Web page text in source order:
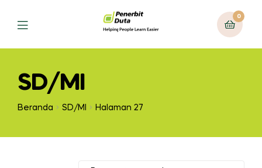
Menu
0
SD/MI
Beranda SD/MI Halaman 27